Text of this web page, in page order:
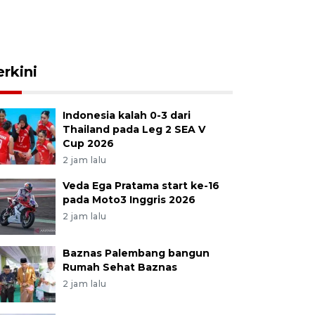
Indonesia kalah 0-3 dari
Thailand pada Leg 2 SEA V
Cup 2026
2 jam lalu
Veda Ega Pratama start ke-16
pada Moto3 Inggris 2026
2 jam lalu
Baznas Palembang bangun
Rumah Sehat Baznas
2 jam lalu